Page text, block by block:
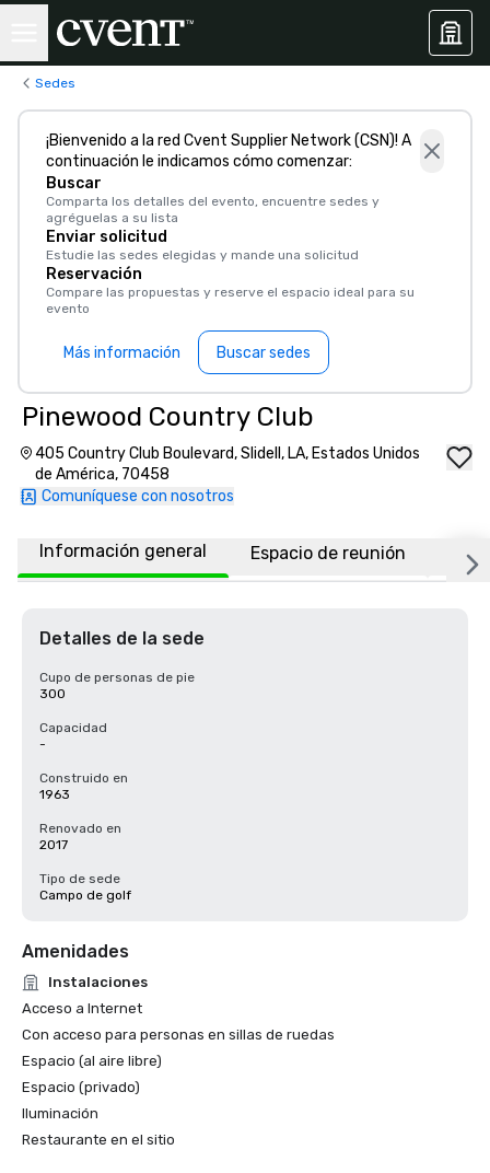
Sedes
¡Bienvenido a la red Cvent Supplier Network (CSN)! A
continuación le indicamos cómo comenzar:
Buscar
Comparta los detalles del evento, encuentre sedes y
agréguelas a su lista
Enviar solicitud
Estudie las sedes elegidas y mande una solicitud
Reservación
Compare las propuestas y reserve el espacio ideal para su
evento
Más información Buscar sedes
Pinewood Country Club
405 Country Club Boulevard, Slidell, LA, Estados Unidos
de América, 70458
Comuníquese con nosotros
Información general Espacio de reunión
Detalles de la sede
Cupo de personas de pie
300
Capacidad
-
Construido en
1963
Renovado en
2017
Tipo de sede
Campo de golf
Amenidades
Instalaciones
Acceso a Internet
Con acceso para personas en sillas de ruedas
Espacio (al aire libre)
Espacio (privado)
Iluminación
Restaurante en el sitio